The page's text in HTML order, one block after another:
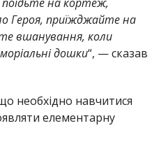
Героя, приїжджайте на
вшанування, коли
дошки“, — сказав
необхідно навчитися
елементарну